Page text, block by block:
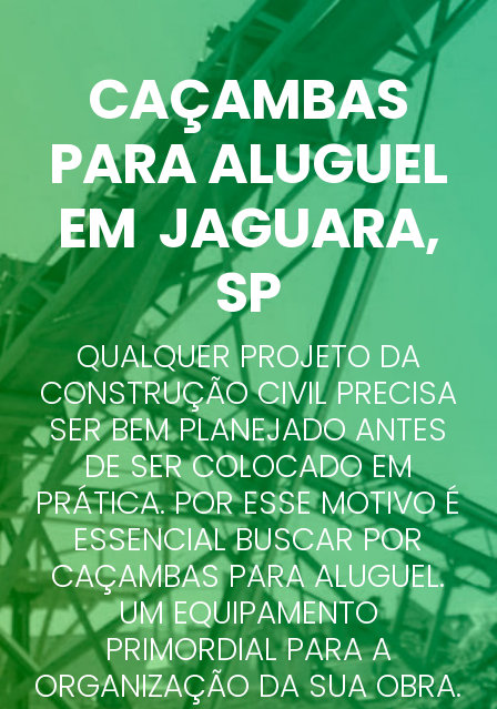
CAÇAMBAS
PARA ALUGUEL
EM JAGUARA,
SP
QUALQUER PROJETO DA
CONSTRUÇÃO CIVIL PRECISA
SER BEM PLANEJADO ANTES
DE SER COLOCADO EM
PRÁTICA. POR ESSE MOTIVO É
ESSENCIAL BUSCAR POR
CAÇAMBAS PARA ALUGUEL.
UM EQUIPAMENTO
PRIMORDIAL PARA A
ORGANIZAÇÃO DA SUA OBRA.